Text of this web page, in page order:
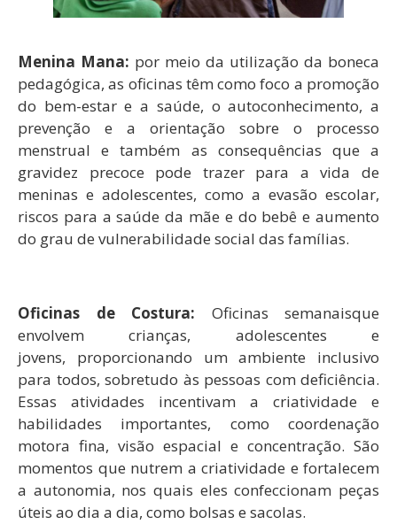
Menina Mana: por meio da utilização da boneca
pedagógica, as oficinas têm como foco a promoção
do bem-estar e a saúde, o autoconhecimento, a
prevenção e a orientação sobre o processo
menstrual e também as consequências que a
gravidez precoce pode trazer para a vida de
meninas e adolescentes, como a evasão escolar,
riscos para a saúde da mãe e do bebê e aumento
do grau de vulnerabilidade social das famílias.
Oficinas de Costura: Oficinas semanaisque
envolvem crianças, adolescentes e
jovens, proporcionando um ambiente inclusivo
para todos, sobretudo às pessoas com deficiência.
Essas atividades incentivam a criatividade e
habilidades importantes, como coordenação
motora fina, visão espacial e concentração. São
momentos que nutrem a criatividade e fortalecem
a autonomia, nos quais eles confeccionam peças
úteis ao dia a dia, como bolsas e sacolas.